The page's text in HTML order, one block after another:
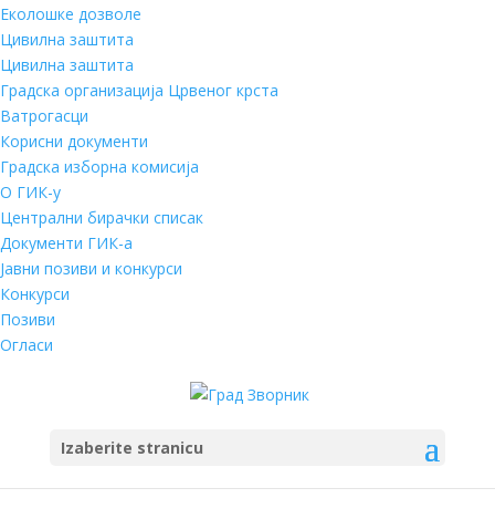
Еколошке дозволе
Цивилна заштита
Цивилна заштита
Градска организација Црвеног крста
Ватрогасци
Корисни документи
Градска изборна комисија
О ГИК-у
Централни бирачки списак
Документи ГИК-а
Јавни позиви и конкурси
Конкурси
Позиви
Огласи
Izaberite stranicu